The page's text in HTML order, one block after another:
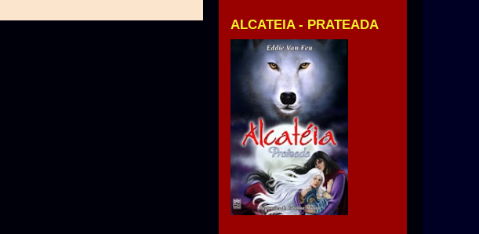
ALCATEIA - PRATEADA